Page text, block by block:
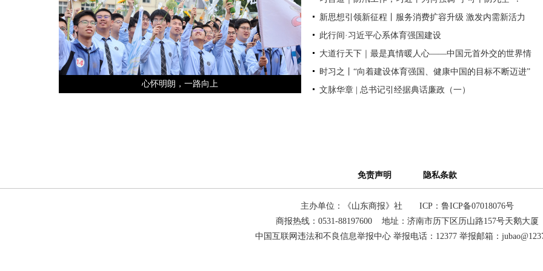
心怀明朗，一路向上
新思想引领新征程丨服务消费扩容升级 激发内需新活力
此行间·习近平心系体育强国建设
大道行天下｜最是真情暖人心——中国元首外交的世界情
怀与大国气派
时习之丨“向着建设体育强国、健康中国的目标不断迈进”
文脉华章 | 总书记引经据典话廉政（一）
免责声明 隐私条款
主办单位：《山东商报》社 ICP：鲁ICP备07018076号
商报热线：0531-88197600 地址：济南市历下区历山路157号天鹅大厦
中国互联网违法和不良信息举报中心 举报电话：12377 举报邮箱：